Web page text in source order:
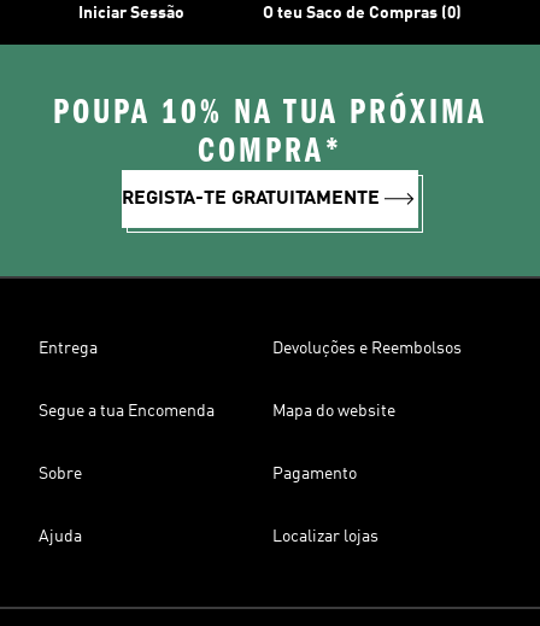
Iniciar Sessão O teu Saco de Compras (0)
POUPA 10% NA TUA PRÓXIMA
COMPRA*
REGISTA-TE GRATUITAMENTE
Entrega Devoluções e Reembolsos
Segue a tua Encomenda Mapa do website
Sobre Pagamento
Ajuda Localizar lojas